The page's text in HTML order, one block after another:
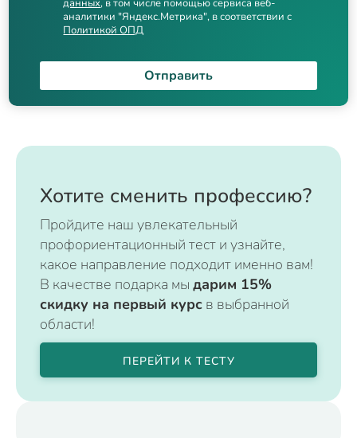
данных, в том числе помощью сервиса веб-
аналитики "Яндекс.Метрика", в соответствии с
Политикой ОПД
Отправить
Хотите сменить профессию?
Пройдите наш увлекательный
профориентационный тест и узнайте,
какое направление подходит именно вам!
В качестве подарка мы дарим 15%
скидку на первый курс в выбранной
области!
ПЕРЕЙТИ К ТЕСТУ